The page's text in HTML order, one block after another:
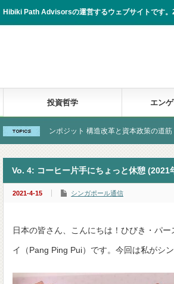
Hibiki Path Advisorsの運営するウェブサイトです
投資哲学 エン
ジット 構造改革と資本政策の道筋
Vo. 4: コーヒー片手にちょっと休憩 (2021
2021-4-15 シンガポール通信
日本の皆さん、こんにちは！ひびき・パ
イ（Pang Ping Pui）です。今回は私がシ